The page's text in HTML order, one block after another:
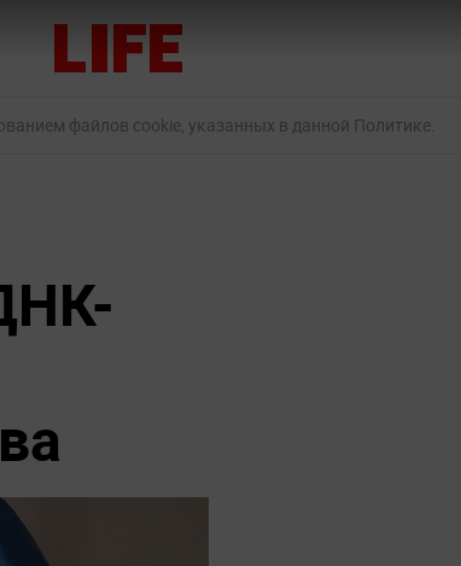
файлов cookie, указанных в данной Политике.